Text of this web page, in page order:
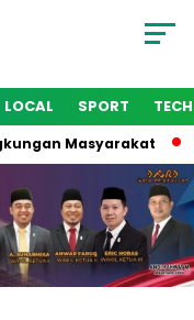
LOCAL SPORT
Masyarakat